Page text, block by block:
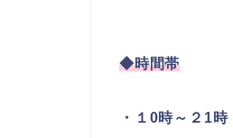
◆時間帯
・１0時～２1時